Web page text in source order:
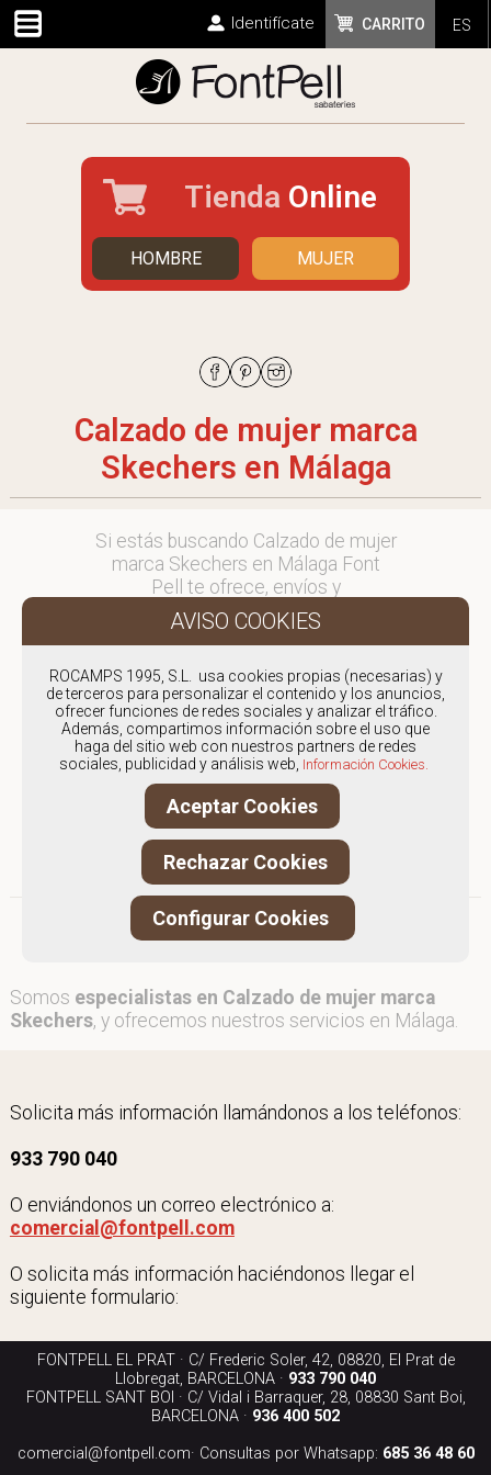
ES
CARRITO
Identifícate
Tienda Online
HOMBRE MUJER
Calzado de mujer marca
Skechers en Málaga
Si estás buscando Calzado de mujer
marca Skechers en Málaga Font
Pell te ofrece, envíos y
devoluciones gratuítos a Península y
Baleares, para otros destinos
en comercial@fontpell.com.
Los envíos a Málaga gestionados
entre semana se entregarán en
menos de 48 horas; los pedidos
realizados en fin de semana, el
producto se enviará a partir del
lunes.
Somos especialistas en Calzado de mujer marca
Skechers, y ofrecemos nuestros servicios en Málaga.
Solicita más información llamándonos a los teléfonos:
933 790 040
O enviándonos un correo electrónico a:
comercial@fontpell.com
O solicita más información haciéndonos llegar el
siguiente formulario:
FONTPELL EL PRAT · C/ Frederic Soler, 42, 08820, El Prat de
Llobregat, BARCELONA · 933 790 040
FONTPELL SANT BOI · C/ Vidal i Barraquer, 28, 08830 Sant Boi,
BARCELONA · 936 400 502
comercial@fontpell.com· Consultas por Whatsapp: 685 36 48 60
ROCAMPS 1995, S.L. usa cookies propias (necesarias) y
de terceros para personalizar el contenido y los anuncios,
ofrecer funciones de redes sociales y analizar el tráfico.
Además, compartimos información sobre el uso que
haga del sitio web con nuestros partners de redes
sociales, publicidad y análisis web, Información Cookies.
Aceptar Cookies
Rechazar Cookies
Configurar Cookies